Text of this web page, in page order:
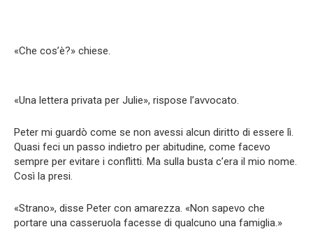
«Che cos’è?» chiese.
«Una lettera privata per Julie», rispose l’avvocato.
Peter mi guardò come se non avessi alcun diritto di essere lì.
Quasi feci un passo indietro per abitudine, come facevo
sempre per evitare i conflitti. Ma sulla busta c’era il mio nome.
Così la presi.
«Strano», disse Peter con amarezza. «Non sapevo che
portare una casseruola facesse di qualcuno una famiglia.»